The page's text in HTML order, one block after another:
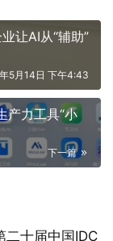
让AI从“辅助”
5月14日 下午4:43
力工具“小
下一篇
二十届中国IDC